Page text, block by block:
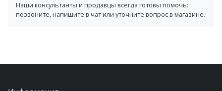
Наши консультанты и продавцы всегда готовы помочь:
позвоните, напишите в чат или уточните вопрос в магазине.